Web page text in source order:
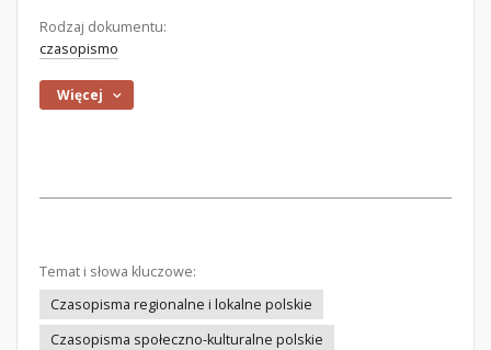
Rodzaj dokumentu:
czasopismo
Więcej
Temat i słowa kluczowe:
Czasopisma regionalne i lokalne polskie
Czasopisma społeczno-kulturalne polskie